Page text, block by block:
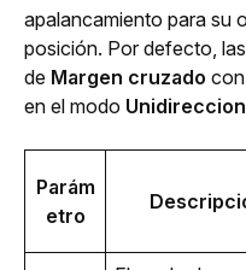
apalancamiento para su
posición. Por defecto,
de Margen cruzado
en el modo
Parám
etro